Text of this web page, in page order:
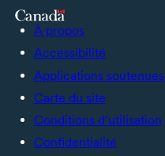
À propos
Accessibilité
Applications soutenues
Carte du site
Conditions d’utilisation
Confidentialité